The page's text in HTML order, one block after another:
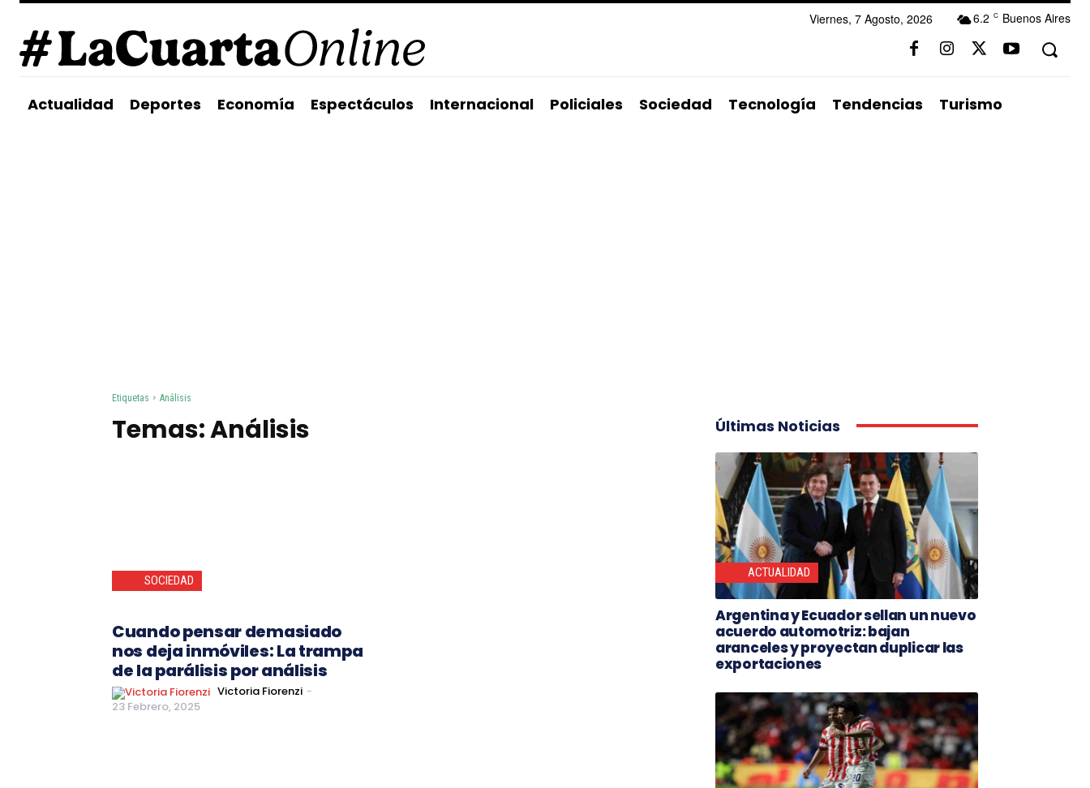
6.2 C Buenos Aires
Viernes, 7 Agosto, 2026
Actualidad Deportes Economía Espectáculos Internacional Policiales Sociedad Tecnología Tendencias Turismo
Etiquetas Análisis
Temas:Análisis
SOCIEDAD
Cuando pensar demasiado
nos deja inmóviles: La trampa
de la parálisis por análisis
Victoria Fiorenzi -
23 Febrero, 2025
Últimas Noticias
ACTUALIDAD
Argentina y Ecuador sellan un nuevo
acuerdo automotriz: bajan
aranceles y proyectan duplicar las
exportaciones